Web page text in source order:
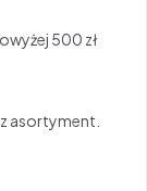
500 zł
asortyment.